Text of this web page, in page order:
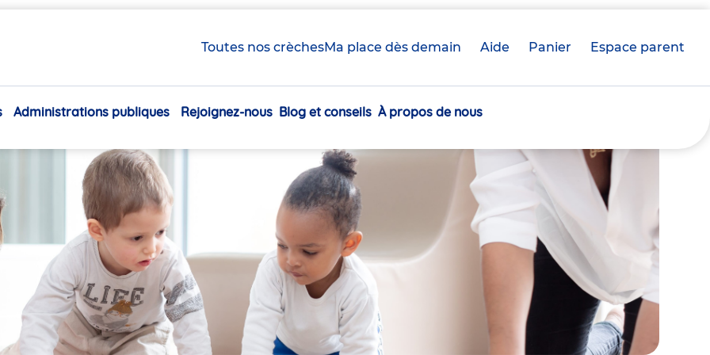
Toutes nos crèchesMa place dès demain Aide Panier crèche(s)
Espace parent
Navigation
Administrations publiques Rejoignez-nous Blog et conseils À propos de nous